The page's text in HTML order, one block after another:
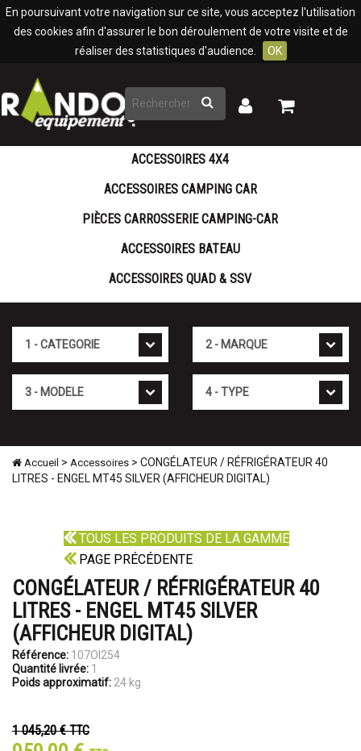
En poursuivant votre navigation sur ce site, vous acceptez l'utilisation
des cookies afin d'assurer le bon déroulement de votre visite et de
réaliser des statistiques d'audience.
OK
Rechercher
Mon
Mon
ACCESSOIRES 4X4
ACCESSOIRES CAMPING CAR
PIÈCES CARROSSERIE CAMPING-CAR
ACCESSOIRES BATEAU
ACCESSOIRES QUAD & SSV
Accueil > Accessoires > CONGÉLATEUR / RÉFRIGÉRATEUR 40
LITRES - ENGEL MT45 SILVER (AFFICHEUR DIGITAL)
TOUS LES PRODUITS DE LA GAMME
PAGE PRÉCÉDENTE
CONGÉLATEUR / RÉFRIGÉRATEUR 40
LITRES - ENGEL MT45 SILVER
(AFFICHEUR DIGITAL)
Référence: 107OI254
Quantité livrée: 1
Poids approximatif: 24 kg
1 045,20 €TTC
Panneau de gestion des cookies